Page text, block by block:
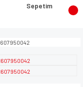
Sepetim